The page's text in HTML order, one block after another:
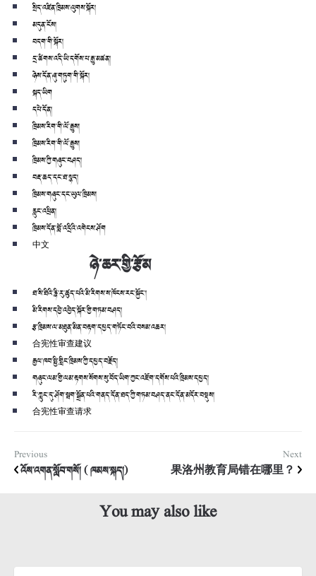
སྲིད་འཛིན་ཁྲིམས་ལུགས་སྐོར།
མདུན་ངོས།
བདག་གི་སྐོར།
དྲ་ཚིགས་འདི་ཡི་དགོས་པ་རྒྱུ་མཚན།
ཉེས་དོན་ཞུ་གཏུག་གི་སྐོར།
སྐད་ཡིག
དཔེ་དོན།
ཁྲིམས་རིག་གི་ལོ་རྒྱུས།
ཁྲིམས་རིག་གི་ལོ་རྒྱུས།
ཁྲིམས་ཀྱི་གཞུང་བཤད།
བརྡ་ཆད་དང་ཐ་སྙད།
ཁྲིམས་གཞུང་དང་ཡུལ་ཁྲིམས།
རླུང་འཕྲིན།
ཁྲིམས་དོན་བློ་འདྲིའི་འགེངས་ཤོག
中文
ཉེ་ཆར་གྱི་རྩོམ
ཐ་སི་ཐིའི་རྙི་རུ་ཚུད་པའི་མི་རིགས་ས་ཁོངས་རང་སྐྱོང་།
མི་རིགས་དབྱེ་འབྱེད་སྐོར་གྱི་གཏམ་བཤད།
རྩ་ཁྲིམས་ལ་མཐུན་མིན་བརྟག་དཔྱད་གཏོང་བའི་བསམ་འཆར།
合宪性审查建议
རྒྱལ་ཁབ་སྤྱི་གླིང་ཁྲིམས་ཀྱི་དཔྱད་བརྗོད།
གཞུང་ལམ་གྱི་ལམ་རྟགས་སོགས་སུ་བོད་ཡིག་ཀྱང་འཇོག་དགོས་པའི་ཁྲིམས་དཔྱད།
རི་ཀླུང་དུ་ཤོག་སྦག་སྒྲོན་པའི་གནད་དོན་ཐད་ཀྱི་གཏམ་བཤད་ནང་དོན་མདོར་བསྡུས།
合宪性审查请求
Previous
འོས་འགན་སློབ་གསོ། ( ཁམས་སྐད།)
Next
果洛州教育局错在哪里？
You may also like